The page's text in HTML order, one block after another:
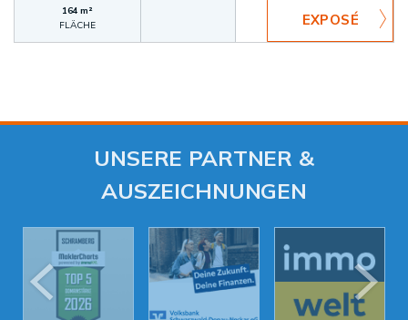
164 m²
FLÄCHE
UNSERE PARTNER &
AUSZEICHNUNGEN